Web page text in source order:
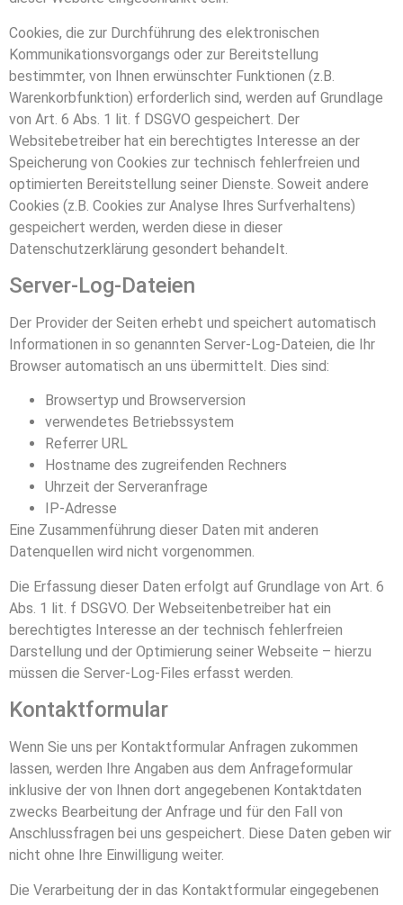
Cookies, die zur Durchführung des elektronischen
Kommunikationsvorgangs oder zur Bereitstellung
bestimmter, von Ihnen erwünschter Funktionen (z.B.
Warenkorbfunktion) erforderlich sind, werden auf Grundlage
von Art. 6 Abs. 1 lit. f DSGVO gespeichert. Der
Websitebetreiber hat ein berechtigtes Interesse an der
Speicherung von Cookies zur technisch fehlerfreien und
optimierten Bereitstellung seiner Dienste. Soweit andere
Cookies (z.B. Cookies zur Analyse Ihres Surfverhaltens)
gespeichert werden, werden diese in dieser
Datenschutzerklärung gesondert behandelt.
Server-Log-Dateien
Der Provider der Seiten erhebt und speichert automatisch
Informationen in so genannten Server-Log-Dateien, die Ihr
Browser automatisch an uns übermittelt. Dies sind:
Browsertyp und Browserversion
verwendetes Betriebssystem
Referrer URL
Hostname des zugreifenden Rechners
Uhrzeit der Serveranfrage
IP-Adresse
Eine Zusammenführung dieser Daten mit anderen
Datenquellen wird nicht vorgenommen.
Die Erfassung dieser Daten erfolgt auf Grundlage von Art. 6
Abs. 1 lit. f DSGVO. Der Webseitenbetreiber hat ein
berechtigtes Interesse an der technisch fehlerfreien
Darstellung und der Optimierung seiner Webseite – hierzu
müssen die Server-Log-Files erfasst werden.
Kontaktformular
Wenn Sie uns per Kontaktformular Anfragen zukommen
lassen, werden Ihre Angaben aus dem Anfrageformular
inklusive der von Ihnen dort angegebenen Kontaktdaten
zwecks Bearbeitung der Anfrage und für den Fall von
Anschlussfragen bei uns gespeichert. Diese Daten geben wir
nicht ohne Ihre Einwilligung weiter.
Die Verarbeitung der in das Kontaktformular eingegebenen